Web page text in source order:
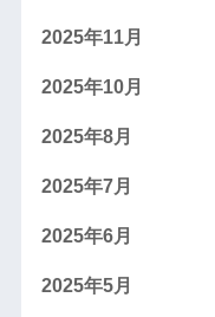
2025年11月
2025年10月
2025年8月
2025年7月
2025年6月
2025年5月